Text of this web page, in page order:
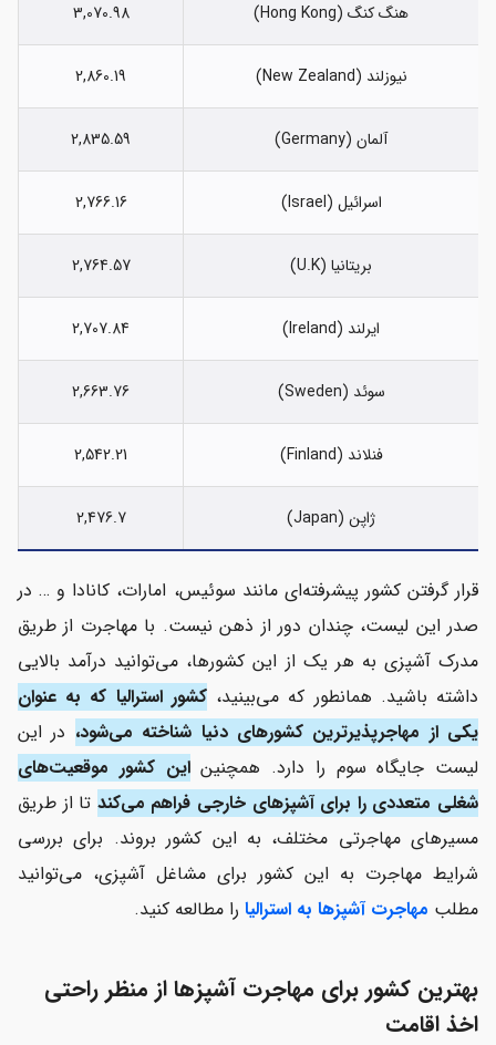
هنگ کنگ (Hong Kong) 3,070.98
نیوزلند (New Zealand) 2,860.19
آلمان (Germany) 2,835.59
اسرائیل (Israel) 2,766.16
بریتانیا (U.K) 2,764.57
ایرلند (Ireland) 2,707.84
سوئد (Sweden) 2,663.76
فنلاند (Finland) 2,542.21
ژاپن (Japan) 2,476.7
قرار گرفتن کشور پیشرفته‌ای مانند سوئیس، امارات، کانادا و … در
صدر این لیست، چندان دور از ذهن نیست. با مهاجرت از طریق
مدرک آشپزی به هر یک از این کشورها، می‌توانید درآمد بالایی
داشته باشید. همانطور که می‌بینید،کشور استرالیا که به عنوان
یکی از مهاجرپذیرترین کشورهای دنیا شناخته می‌شود، در این
لیست جایگاه سوم را دارد. همچنیناین کشور موقعیت‌های
شغلی متعددی را برای آشپزهای خارجی فراهم می‌کند تا از طریق
مسیرهای مهاجرتی مختلف، به این کشور بروند. برای بررسی
شرایط مهاجرت به این کشور برای مشاغل آشپزی، می‌توانید
مطلب مهاجرت آشپزها به استرالیا را مطالعه کنید.
بهترین کشور برای مهاجرت آشپزها از منظر راحتی
اخذ اقامت